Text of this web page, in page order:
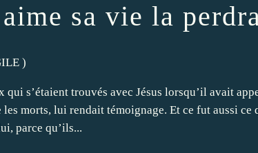
sa vie la
)
qui s’étaient trouvés avec Jésus lorsqu’il avait
les morts, lui rendait témoignage. Et ce fut aussi
parce qu’ils...